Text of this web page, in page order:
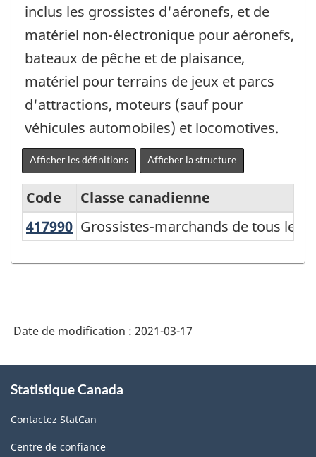
inclus les grossistes d'aéronefs, et de
matériel non-électronique pour aéronefs,
bateaux de pêche et de plaisance,
matériel pour terrains de jeux et parcs
d'attractions, moteurs (sauf pour
véhicules automobiles) et locomotives.
Afficher les définitions Afficher la structure
Système
industries
l'Amérique
du
Nord
(SCIAN)
Code
Classe canadienne
417990 Grossistes-marchands de tous
Grossistes-marchands de tous les
Date de modification : 2021-03-17
propos
ce
site
Statistique Canada
Contactez StatCan
Centre de confiance